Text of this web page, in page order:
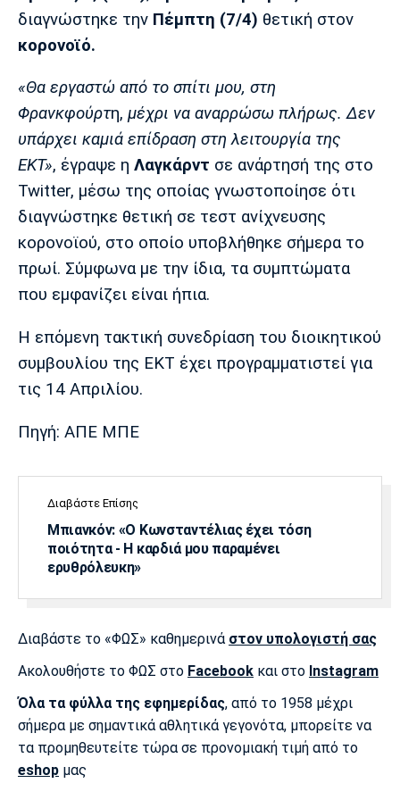
Πολιτισμός
Τραγούδια
Cine Spot
Running
Media
Παρασκήνιο
Πρόγραμμα TV
Μπαρτσελόνα
Ρεάλ
Μαδρίτης
Ατλέτικο
Μαδρίτης
Μάντσεστερ
Τσέλσι
Ίντερ
Μονακό
Ερυθρός
Αστέρας
Τότεναμ
διαγνώστηκε την Πέμπτη (7/4) θετική στον
κορονοϊό.
«Θα εργαστώ από το σπίτι μου, στη
Φρανκφούρτη, μέχρι να αναρρώσω πλήρως. Δεν
υπάρχει καμιά επίδραση στη λειτουργία της
ΕΚΤ», έγραψε η Λαγκάρντ σε ανάρτησή της στο
Twitter, μέσω της οποίας γνωστοποίησε ότι
διαγνώστηκε θετική σε τεστ ανίχνευσης
κορονοϊού, στο οποίο υποβλήθηκε σήμερα το
πρωί. Σύμφωνα με την ίδια, τα συμπτώματα
που εμφανίζει είναι ήπια.
Η επόμενη τακτική συνεδρίαση του διοικητικού
συμβουλίου της ΕΚΤ έχει προγραμματιστεί για
τις 14 Απριλίου.
Πηγή: ΑΠΕ ΜΠΕ
Διαβάστε Επίσης
Μπιανκόν: «Ο Κωνσταντέλιας έχει τόση
ποιότητα - Η καρδιά μου παραμένει
ερυθρόλευκη»
Διαβάστε το «ΦΩΣ» καθημερινά στον υπολογιστή σας
Ακολουθήστε το ΦΩΣ στο Facebook και στο Instagram
Όλα τα φύλλα της εφημερίδας, από το 1958 μέχρι
σήμερα με σημαντικά αθλητικά γεγονότα, μπορείτε να
τα προμηθευτείτε τώρα σε προνομιακή τιμή από το
eshop μας